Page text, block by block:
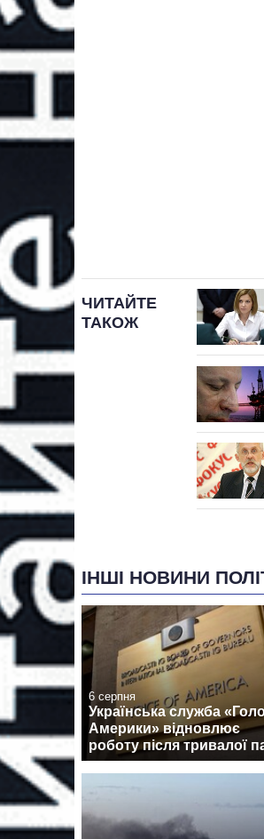
ЧИТАЙТЕ
ТАКОЖ
ІНШІ НОВИНИ
6 серпня
Українська служба
Америки» відновлює
роботу після тривалої